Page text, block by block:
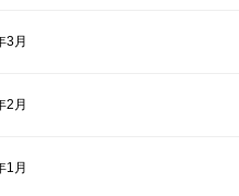
3月
2月
1月